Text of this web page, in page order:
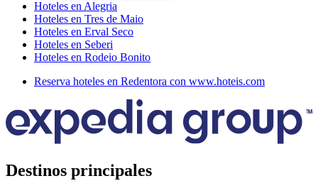
Hoteles en Alegria
Hoteles en Tres de Maio
Hoteles en Erval Seco
Hoteles en Seberi
Hoteles en Rodeio Bonito
Reserva hoteles en Redentora con www.hoteis.com
Destinos principales